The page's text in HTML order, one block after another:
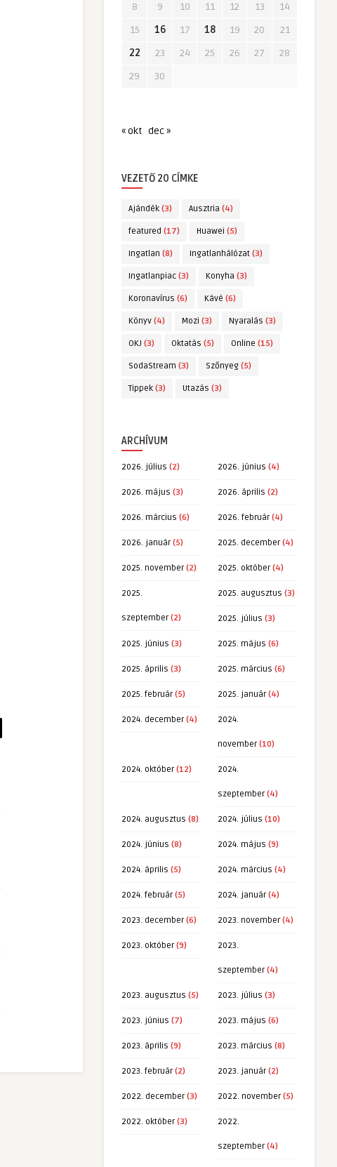
8
9 10 11 12 13
14
15
16 17 18 19 20
21
22
23 24 25 26 27
28
29
30
« okt dec »
VEZETŐ 20 CÍMKE
Ajándék (3) Ausztria (4)
featured (17) Huawei (5)
Ingatlan (8) Ingatlanhálózat (3)
Ingatlanpiac (3) Konyha (3)
Koronavírus (6) Kávé (6)
Könyv (4) Mozi (3) Nyaralás (3)
OKJ (3) Oktatás (5) Online (15)
SodaStream (3) Szőnyeg (5)
Tippek (3) Utazás (3)
ARCHÍVUM
2026. július (2) 2026. június (4)
2026. május (3) 2026. április (2)
2026. március (6) 2026. február(4)
2026. január(5) 2025. december(4)
2025. november(2) 2025. október(4)
2025.
szeptember(2)
2025. augusztus (3)
2025. július (3)
2025. június (3) 2025. május (6)
2025. április (3) 2025. március (6)
2025. február(5) 2025. január(4)
2024. december(4) 2024.
november(10)
2024. október(12) 2024.
szeptember(4)
2024. augusztus (8) 2024. július (10)
2024. június (8) 2024. május (9)
2024. április (5) 2024. március (4)
2024. február(5) 2024. január(4)
2023. december(6) 2023. november(4)
2023. október(9) 2023.
szeptember(4)
2023. augusztus (5) 2023. július (3)
2023. június (7) 2023. május (6)
2023. április (9) 2023. március (8)
2023. február(2) 2023. január(2)
2022. december(3) 2022. november(5)
2022. október(3) 2022.
szeptember(4)